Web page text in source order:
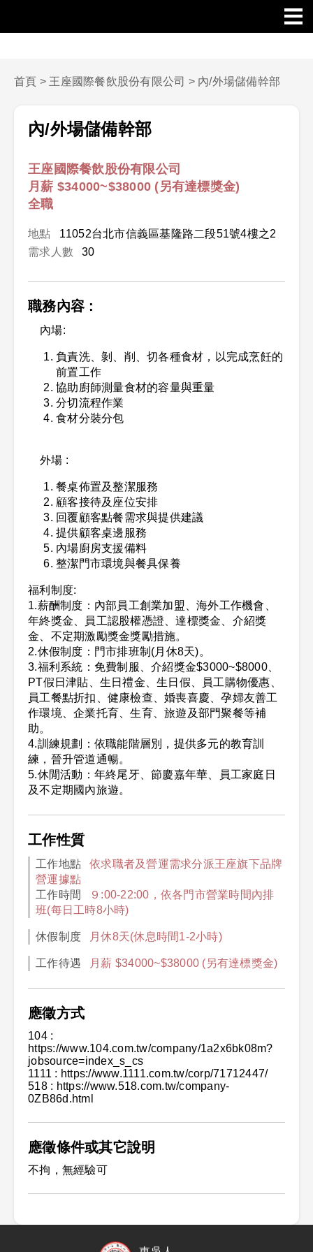
首頁 > 王座國際餐飲股份有限公司 > 內/外場儲備幹部
內/外場儲備幹部
王座國際餐飲股份有限公司
月薪 $34000~$38000 (另有達標獎金)
全職
地點
11052台北市信義區基隆路二段51號4樓之2
需求人數
30
職務內容 :
內場:
負責洗、剝、削、切各種食材，以完成烹飪的
前置工作
協助廚師測量食材的容量與重量
分切流程作業
食材分裝分包
外場 :
餐桌佈置及整潔服務
顧客接待及座位安排
回覆顧客點餐需求與提供建議
提供顧客桌邊服務
內場廚房支援備料
整潔門市環境與餐具保養
福利制度:
1.薪酬制度：內部員工創業加盟、海外工作機會、
年終獎金、員工認股權憑證、達標獎金、介紹獎
金、不定期激勵獎金獎勵措施。
2.休假制度：門市排班制(月休8天)。
3.福利系統：免費制服、介紹獎金$3000~$8000、
PT假日津貼、生日禮金、生日假、員工購物優惠、
員工餐點折扣、健康檢查、婚喪喜慶、孕婦友善工
作環境、企業托育、生育、旅遊及部門聚餐等補
助。
4.訓練規劃：依職能階層別，提供多元的教育訓
練，晉升管道通暢。
5.休閒活動：年終尾牙、節慶嘉年華、員工家庭日
及不定期國內旅遊。
工作性質
工作地點
依求職者及營運需求分派王座旗下品牌
營運據點
工作時間
９:00-22:00，依各門市營業時間內排
班(每日工時8小時)
休假制度 月休8天(休息時間1-2小時)
工作待遇 月薪 $34000~$38000 (另有達標獎金)
應徵方式
104 :
https://www.104.com.tw/company/1a2x6bk08m?
jobsource=index_s_cs
1111 : https://www.1111.com.tw/corp/71712447/
518 : https://www.518.com.tw/company-
0ZB86d.html
應徵條件或其它說明
不拘，無經驗可